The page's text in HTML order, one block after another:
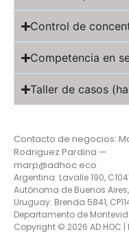
Control de
Competencia en
Taller de casos
Contacto de negocios:
Rodriguez Pardina —
marp@adhoc.eco
Argentina: Lavalle 190,
Autónoma de Buenos
Uruguay: Brenda 5841,
Departamento de
Copyright © 2026 AD HOC |